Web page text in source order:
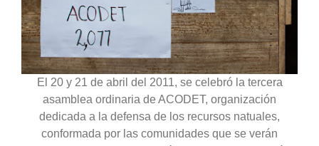
El 20 y 21 de abril del 2011, se celebró la tercera
asamblea ordinaria de ACODET, organización
dedicada a la defensa de los recursos natuales,
conformada por las comunidades que se verán